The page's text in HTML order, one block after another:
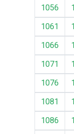
1056
1061
1066
1071
1076
1081
1086